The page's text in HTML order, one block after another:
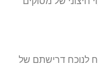
לנוכח דרישתם של